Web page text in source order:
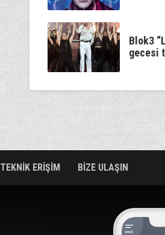
Blok3
gecesi
TEKNİK ERİŞİM BİZE ULAŞIN